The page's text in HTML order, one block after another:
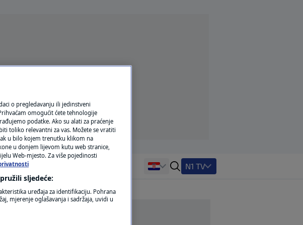
N1 TV
o pregledavanju ili jedinstveni
omogućit ćete tehnologije
podatke. Ako su alati za praćenje
toliko relevantni za vas. Možete se vratiti
u bilo kojem trenutku klikom na
u donjem lijevom kutu web stranice,
Web-mjesto. Za više pojedinosti
sljedeće:
uređaja za identifikaciju. Pohrana
mjerenje oglašavanja i sadržaja, uvidi u